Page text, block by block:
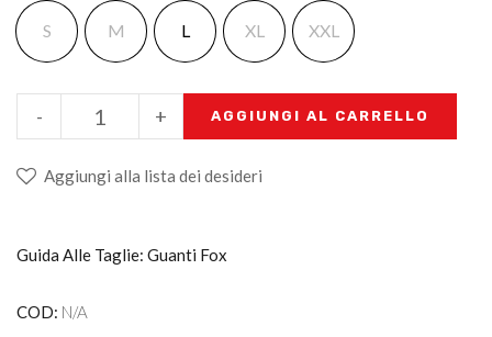
S M L XL XXL
+
- AGGIUNGI AL CARRELLO
Aggiungi alla lista dei desideri
Guida Alle Taglie: Guanti Fox
COD: N/A